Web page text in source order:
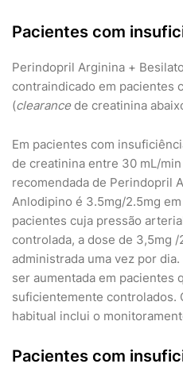
Pacientes com
Perindopril Arginina +
contraindicado em pacientes
(clearancede creatinina
Em pacientes com
de creatinina entre 30 mL/
recomendada de Perindopril
Anlodipino é 3.5mg/2.5mg
pacientes cuja pressão
controlada, a dose de 3,5mg
administrada uma vez por
ser aumentada em pacientes
suficientemente controlados.
habitual inclui o
Pacientes com